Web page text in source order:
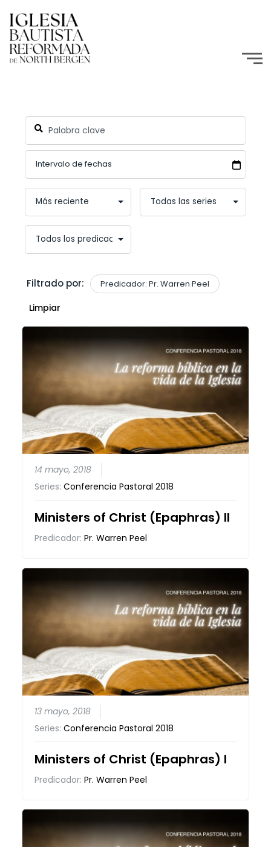
Filtrado por: Predicador: Pr. Warren Peel
Limpiar
14 mayo, 2018
Series:Conferencia Pastoral 2018
Ministers of Christ (Epaphras) II
Predicador:Pr. Warren Peel
13 mayo, 2018
Series:Conferencia Pastoral 2018
Ministers of Christ (Epaphras) I
Predicador:Pr. Warren Peel